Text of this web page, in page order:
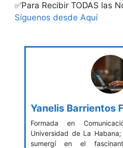
✅Para Recibir TODAS las
Síguenos desde Aquí
Yanelis Barrientos
Formada en
Universidad de La
sumergí en el